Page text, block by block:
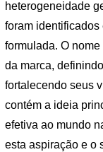
heterogeneidade
foram identificados
formulada. O
da marca,
fortalecendo seus
contém a ideia
efetiva ao mundo
esta aspiração e o